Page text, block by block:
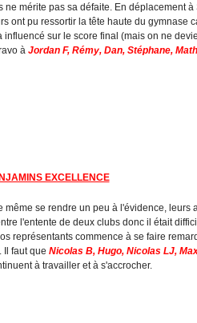
mérite pas sa défaite. En déplacement à
ont pu ressortir la tête haute du gymnase
sur le score final (mais on ne
à Jordan F, Rémy, Dan, Stéphane,
EXCELLENCE
même se rendre un peu à l'évidence, leurs
l'entente de deux clubs donc il était
représentants commence à se faire
Il faut que Nicolas B, Hugo, Nicolas LJ,
à travailler et à s'accrocher.